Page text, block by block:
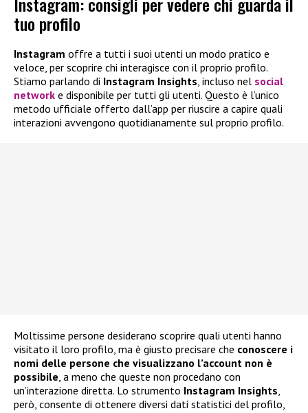
tuo profilo
Instagram offre a tutti i suoi utenti un modo pratico e
veloce, per scoprire chi interagisce con il proprio profilo.
Stiamo parlando di Instagram Insights, incluso nel social
network e disponibile per tutti gli utenti. Questo è l’unico
metodo ufficiale offerto dall’app per riuscire a capire quali
interazioni avvengono quotidianamente sul proprio profilo.
Moltissime persone desiderano scoprire quali utenti hanno
visitato il loro profilo, ma è giusto precisare che conoscere i
nomi delle persone che visualizzano l’account non è
possibile, a meno che queste non procedano con
un’interazione diretta. Lo strumento Instagram Insights,
però, consente di ottenere diversi dati statistici del profilo,